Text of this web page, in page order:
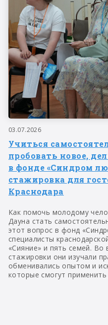
03.07.2026
Учиться
пробовать новое,
в фонде «Синдром
стажировка для
Краснодара
Как помочь молодому
Дауна стать
этот вопрос в фонд
специалисты
«Сияние» и пять семей. Во
стажировки они изучали
обменивались опытом и
которые смогут